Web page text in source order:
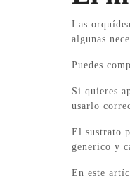
Las
algunas
Puedes
Si quieres
usarlo
El sustrato
generico y
En este